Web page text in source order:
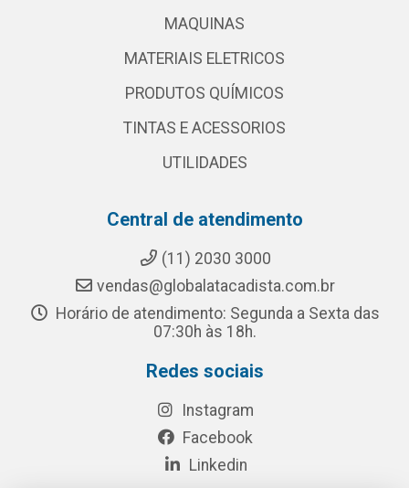
MAQUINAS
MATERIAIS ELETRICOS
PRODUTOS QUÍMICOS
TINTAS E ACESSORIOS
UTILIDADES
Central de atendimento
(11) 2030 3000
vendas@globalatacadista.com.br
Horário de atendimento: Segunda a Sexta das
07:30h às 18h.
Redes sociais
Instagram
Facebook
Linkedin